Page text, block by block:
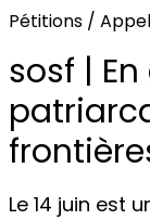
Pétitions /
sosf |
Le 14 juin est